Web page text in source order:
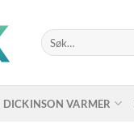
Søk
etter:
DICKINSON VARMER